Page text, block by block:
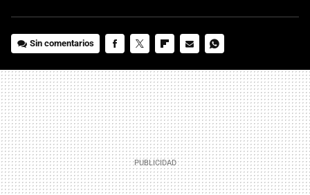
Sin comentarios
MAIL